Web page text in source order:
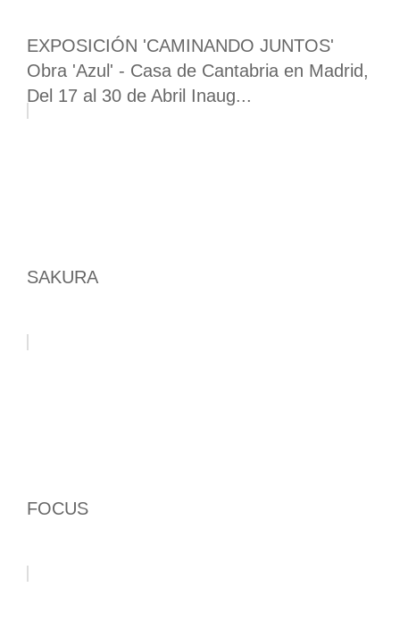
EXPOSICIÓN 'CAMINANDO JUNTOS'
Obra 'Azul' - Casa de Cantabria en Madrid,
Del 17 al 30 de Abril Inaug...
SAKURA
FOCUS